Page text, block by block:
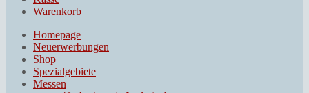
Warenkorb
Homepage
Neuerwerbungen
Shop
Spezialgebiete
Messen